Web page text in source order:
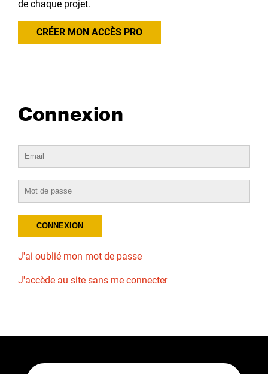
de chaque projet.
CRÉER MON ACCÈS PRO
Connexion
J'ai oublié mon mot de passe
J'accède au site sans me connecter